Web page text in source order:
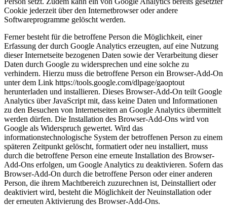
Cookie jederzeit über den Internetbrowser oder andere
Softwareprogramme gelöscht werden.
Ferner besteht für die betroffene Person die Möglichkeit, einer
Erfassung der durch Google Analytics erzeugten, auf eine Nutzung
dieser Internetseite bezogenen Daten sowie der Verarbeitung dieser
Daten durch Google zu widersprechen und eine solche zu
verhindern. Hierzu muss die betroffene Person ein Browser-Add-On
unter dem Link https://tools.google.com/dlpage/gaoptout
herunterladen und installieren. Dieses Browser-Add-On teilt Google
Analytics über JavaScript mit, dass keine Daten und Informationen
zu den Besuchen von Internetseiten an Google Analytics übermittelt
werden dürfen. Die Installation des Browser-Add-Ons wird von
Google als Widerspruch gewertet. Wird das
informationstechnologische System der betroffenen Person zu einem
späteren Zeitpunkt gelöscht, formatiert oder neu installiert, muss
durch die betroffene Person eine erneute Installation des Browser-
Add-Ons erfolgen, um Google Analytics zu deaktivieren. Sofern das
Browser-Add-On durch die betroffene Person oder einer anderen
Person, die ihrem Machtbereich zuzurechnen ist, Deinstalliert oder
deaktiviert wird, besteht die Möglichkeit der Neuinstallation oder
der erneuten Aktivierung des Browser-Add-Ons.